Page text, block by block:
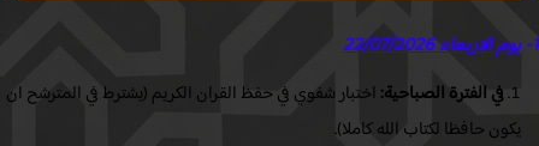
الاربعاء 22/07/2026
في الفترة الصباحية:اختبار شفوي في حفظ القران الكريم (يشترط في المترشح ان
حافظا لكتاب الله كاملا).